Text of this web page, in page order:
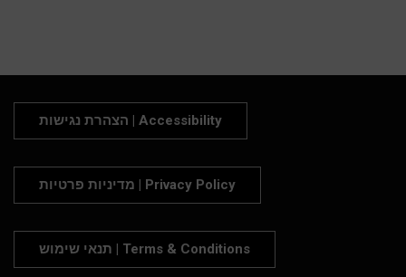
הצהרת נגישות | Accessibility
מדיניות פרטיות | Privacy Policy
תנאי שימוש | Terms & Conditions